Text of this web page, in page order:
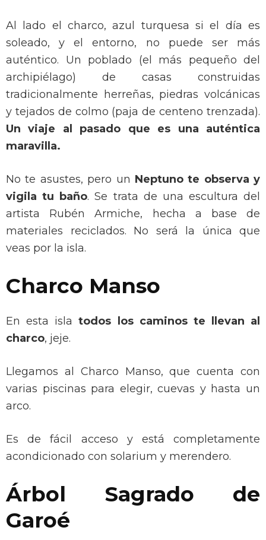
Al lado el charco, azul turquesa si el día es
soleado, y el entorno, no puede ser más
auténtico. Un poblado (el más pequeño del
archipiélago) de casas construidas
tradicionalmente herreñas, piedras volcánicas
y tejados de colmo (paja de centeno trenzada).
Un viaje al pasado que es una auténtica
maravilla.
No te asustes, pero un Neptuno te observa y
vigila tu baño. Se trata de una escultura del
artista Rubén Armiche, hecha a base de
materiales reciclados. No será la única que
veas por la isla.
Charco Manso
En esta islatodos los caminos te llevan al
charco, jeje.
Llegamos al Charco Manso, que cuenta con
varias piscinas para elegir, cuevas y hasta un
arco.
Es de fácil acceso y está completamente
acondicionado con solarium y merendero.
Árbol Sagrado de
Garoé